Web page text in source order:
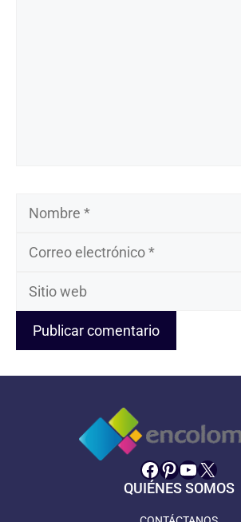
Nombre
Facebook
Pinterest
YouTube
X
QUIÉNES SOMOS